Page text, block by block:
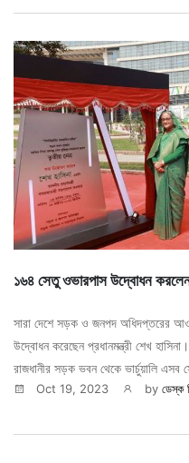
১৬৪ সেতু ওভারপাস উদ্বোধন করলেন
সারা দেশে সড়ক ও জনপদ অধিদপ্তরের
উদ্বোধন করেছেন প্রধানমন্ত্রী শেখ
রাজধানীর সড়ক ভবন থেকে ভার্চুয়ালি এসব
Oct 19, 2023 by ডেস্ক